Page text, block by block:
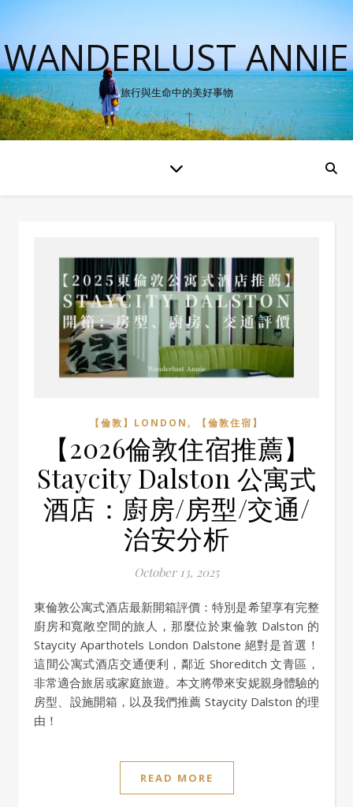
WANDERLUST ANNIE
旅行與生命中的美好事物
【倫敦】LONDON , 【倫敦住宿】
【2026倫敦住宿推薦】
Staycity Dalston 公寓式
酒店：廚房/房型/交通/
治安分析
October 13, 2025
東倫敦公寓式酒店最新開箱評價：特別是希望享有完整
廚房和寬敞空間的旅人，那麼位於東倫敦 Dalston 的
Staycity Aparthotels London Dalstone 絕對是首選！
這間公寓式酒店交通便利，鄰近 Shoreditch 文青區，
非常適合旅居或家庭旅遊。本文將帶來安妮親身體驗的
房型、設施開箱，以及我們推薦 Staycity Dalston 的理
由！
READ MORE